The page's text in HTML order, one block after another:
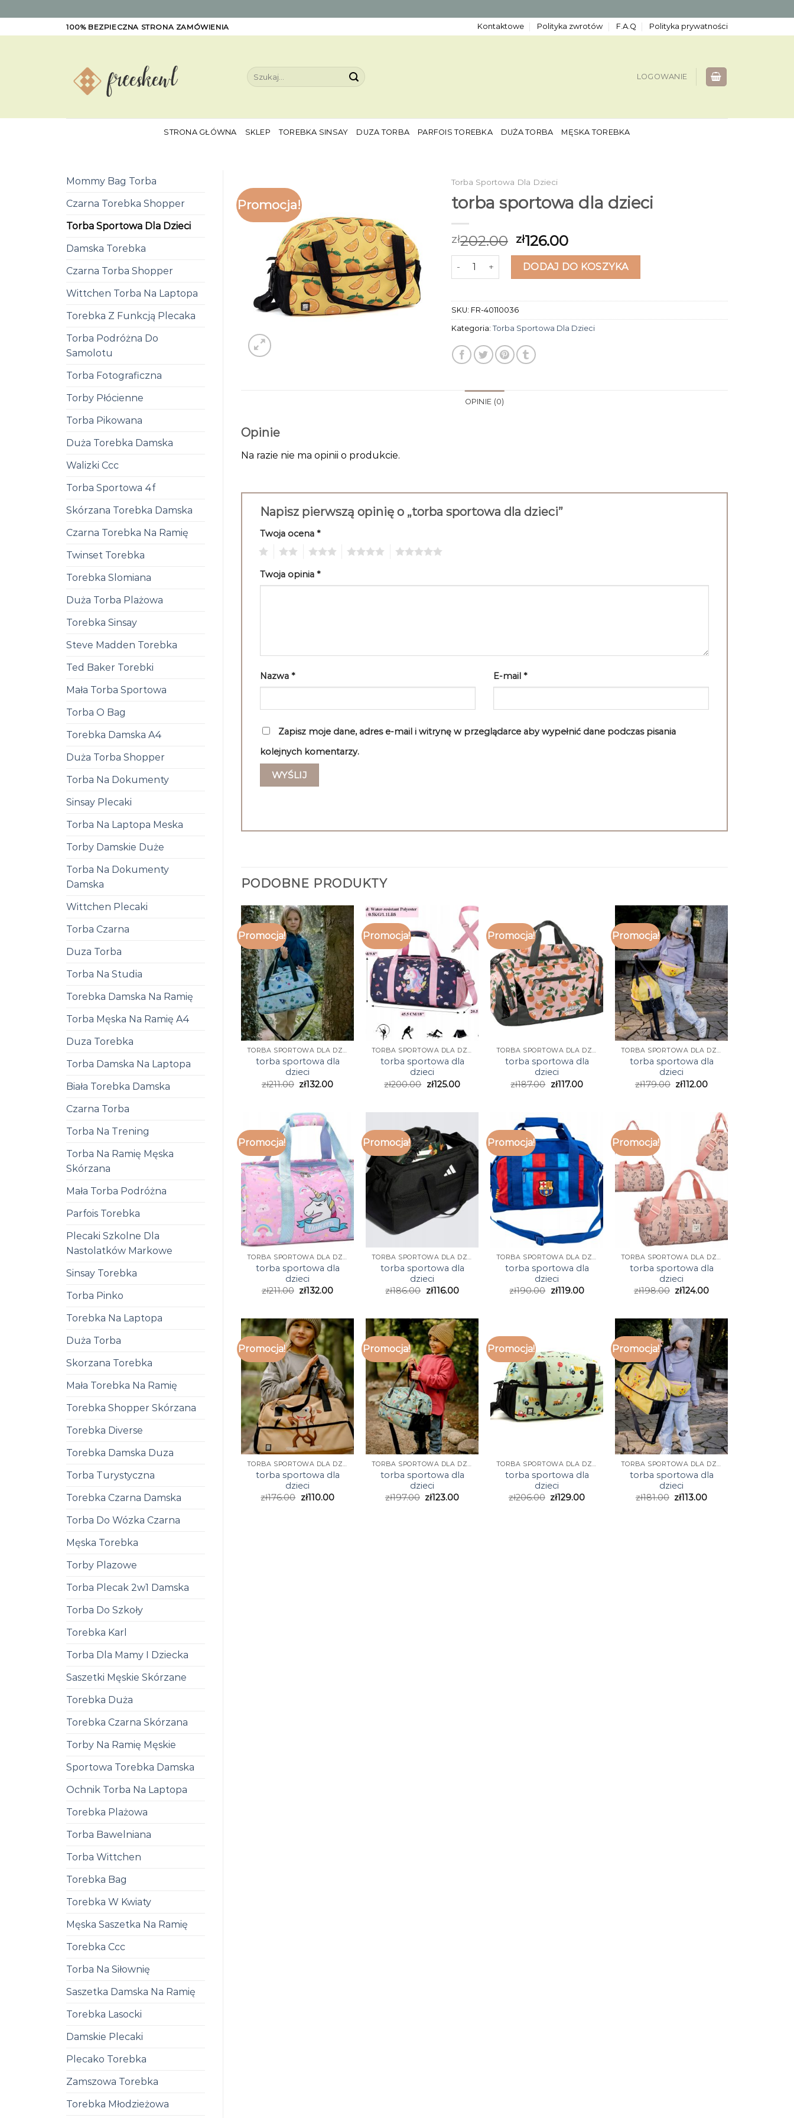
to
100% BEZPIECZNA STRONA ZAMÓWIENIA Kontaktowe Polityka zwrotów F.A.Q Polityka prywatności
Szukaj:
LOGOWANIE
STRONA GŁÓWNA SKLEP TOREBKA SINSAY DUZA TORBA PARFOIS TOREBKA DUŻA TORBA MĘSKA TOREBKA
Mommy Bag Torba
Czarna Torebka Shopper
Torba Sportowa Dla Dzieci
Damska Torebka
Czarna Torba Shopper
Wittchen Torba Na Laptopa
Torebka Z Funkcją Plecaka
Torba Podróżna Do
Samolotu
Torba Fotograficzna
Torby Płócienne
Torba Pikowana
Duża Torebka Damska
Walizki Ccc
Torba Sportowa 4f
Skórzana Torebka Damska
Czarna Torebka Na Ramię
Twinset Torebka
Torebka Slomiana
Duża Torba Plażowa
Torebka Sinsay
Steve Madden Torebka
Ted Baker Torebki
Mała Torba Sportowa
Torba O Bag
Torebka Damska A4
Duża Torba Shopper
Torba Na Dokumenty
Sinsay Plecaki
Torba Na Laptopa Meska
Torby Damskie Duże
Torba Na Dokumenty
Damska
Wittchen Plecaki
Torba Czarna
Duza Torba
Torba Na Studia
Torebka Damska Na Ramię
Torba Męska Na Ramię A4
Duza Torebka
Torba Damska Na Laptopa
Biała Torebka Damska
Czarna Torba
Torba Na Trening
Torba Na Ramię Męska
Skórzana
Mała Torba Podróżna
Parfois Torebka
Plecaki Szkolne Dla
Nastolatków Markowe
Sinsay Torebka
Torba Pinko
Torebka Na Laptopa
Duża Torba
Skorzana Torebka
Mała Torebka Na Ramię
Torebka Shopper Skórzana
Torebka Diverse
Torebka Damska Duza
Torba Turystyczna
Torebka Czarna Damska
Torba Do Wózka Czarna
Męska Torebka
Torby Plazowe
Torba Plecak 2w1 Damska
Torba Do Szkoły
Torebka Karl
Torba Dla Mamy I Dziecka
Saszetki Męskie Skórzane
Torebka Duża
Torebka Czarna Skórzana
Torby Na Ramię Męskie
Sportowa Torebka Damska
Ochnik Torba Na Laptopa
Torebka Plażowa
Torba Bawelniana
Torba Wittchen
Torebka Bag
Torebka W Kwiaty
Męska Saszetka Na Ramię
Torebka Ccc
Torba Na Siłownię
Saszetka Damska Na Ramię
Torebka Lasocki
Damskie Plecaki
Plecako Torebka
Zamszowa Torebka
Torebka Młodzieżowa
Promocja!
Torba Sportowa Dla Dzieci
torba sportowa dla dzieci
zł202.00 zł126.00
ilość torba sportowa dla dzieci
DODAJ DO KOSZYKA
SKU: FR-40110036
Kategoria: Torba Sportowa Dla Dzieci
OPINIE (0)
Opinie
Na razie nie ma opinii o produkcie.
Napisz pierwszą opinię o „torba sportowa dla dzieci”
Twoja ocena *
Twoja opinia *
Nazwa * E-mail *
Zapisz moje dane, adres e-mail i witrynę w przeglądarce aby wypełnić dane podczas pisania
kolejnych komentarzy.
PODOBNE PRODUKTY
Promocja!
TORBA SPORTOWA DLA DZIECI
torba sportowa dla
dzieci
zł211.00 zł132.00
Promocja!
TORBA SPORTOWA DLA DZIECI
torba sportowa dla
dzieci
zł200.00 zł125.00
Promocja!
TORBA SPORTOWA DLA DZIECI
torba sportowa dla
dzieci
zł187.00 zł117.00
Promocja!
TORBA SPORTOWA DLA DZIECI
torba sportowa dla
dzieci
zł179.00 zł112.00
Promocja!
TORBA SPORTOWA DLA DZIECI
torba sportowa dla
dzieci
zł211.00 zł132.00
Promocja!
TORBA SPORTOWA DLA DZIECI
torba sportowa dla
dzieci
zł186.00 zł116.00
Promocja!
TORBA SPORTOWA DLA DZIECI
torba sportowa dla
dzieci
zł190.00 zł119.00
Promocja!
TORBA SPORTOWA DLA DZIECI
torba sportowa dla
dzieci
zł198.00 zł124.00
Promocja!
TORBA SPORTOWA DLA DZIECI
torba sportowa dla
dzieci
zł176.00 zł110.00
Promocja!
TORBA SPORTOWA DLA DZIECI
torba sportowa dla
dzieci
zł197.00 zł123.00
Promocja!
TORBA SPORTOWA DLA DZIECI
torba sportowa dla
dzieci
zł206.00 zł129.00
Promocja!
TORBA SPORTOWA DLA DZIECI
torba sportowa dla
dzieci
zł181.00 zł113.00